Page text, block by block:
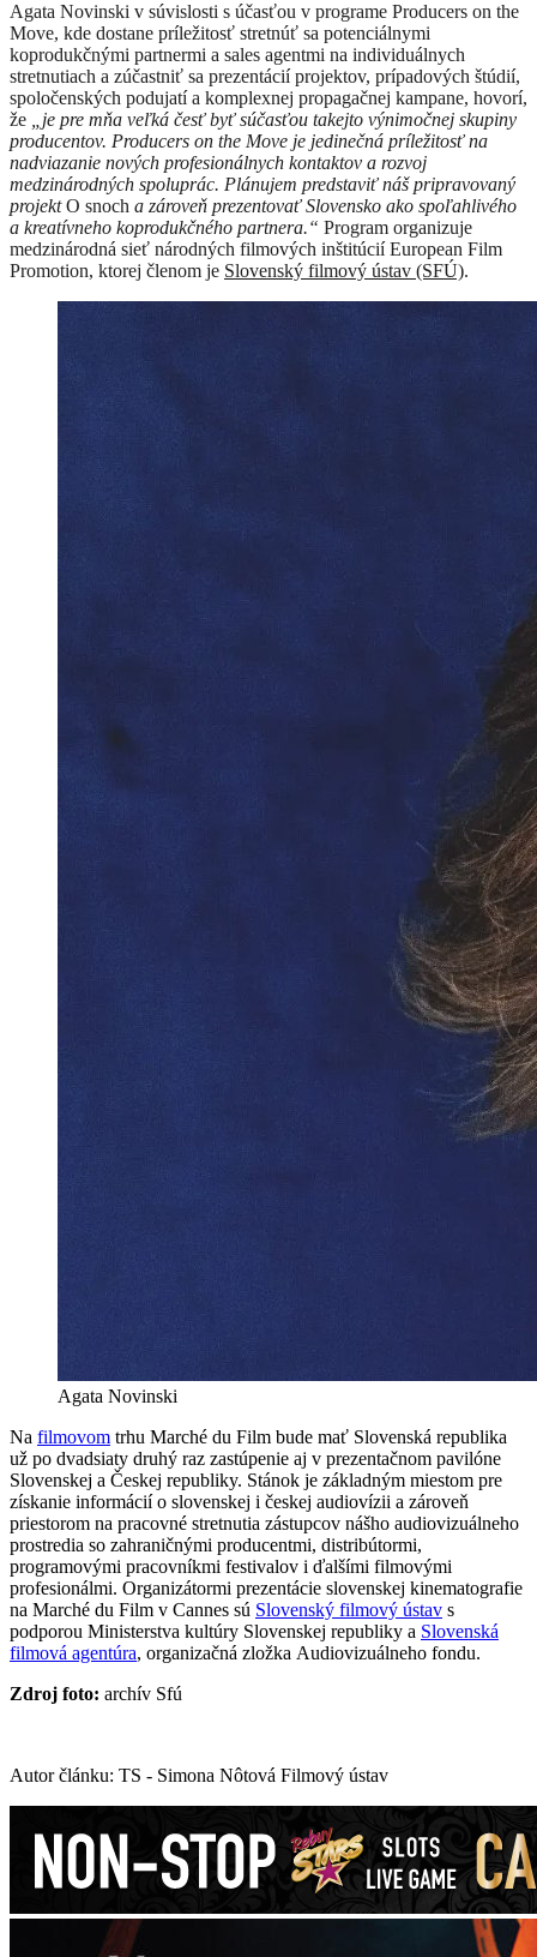
Agata Novinski v súvislosti s účasťou v programe Producers on the
Move, kde dostane príležitosť stretnúť sa potenciálnymi
koprodukčnými partnermi a sales agentmi na individuálnych
stretnutiach a zúčastniť sa prezentácií projektov, prípadových štúdií,
spoločenských podujatí a komplexnej propagačnej kampane, hovorí,
že
je pre mňa veľká česť byť súčasťou takejto výnimočnej skupiny
producentov. Producers on the Move je jedinečná príležitosť na
nadviazanie nových profesionálnych kontaktov a rozvoj
medzinárodných spoluprác. Plánujem predstaviť náš pripravovaný
projektO snoch a zároveň prezentovať Slovensko ako spoľahlivého
a kreatívneho koprodukčného partnera.“ Program organizuje
medzinárodná sieť národných filmových inštitúcií European Film
Promotion, ktorej členom je Slovenský filmový ústav (SFÚ).
Agata Novinski
Na filmovom trhu Marché du Film bude mať Slovenská republika
už po dvadsiaty druhý raz zastúpenie aj v prezentačnom pavilóne
Slovenskej a Českej republiky. Stánok je základným miestom pre
získanie informácií o slovenskej i českej audiovízii a zároveň
priestorom na pracovné stretnutia zástupcov nášho audiovizuálneho
prostredia so zahraničnými producentmi, distribútormi,
programovými pracovníkmi festivalov i ďalšími filmovými
profesionálmi. Organizátormi prezentácie slovenskej kinematografie
na Marché du Film v Cannes sú Slovenský filmový ústav s
podporou Ministerstva kultúry Slovenskej republiky a Slovenská
filmová agentúra, organizačná zložka Audiovizuálneho fondu.
Zdroj foto: archív Sfú
Autor článku: TS - Simona Nôtová Filmový ústav